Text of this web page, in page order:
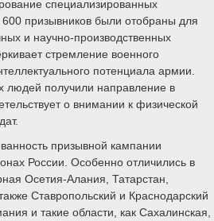
специализированных
призывников были отобраны для
и научно-производственных
стремление военного
потенциала армии.
людей получили направление в
о внимании к физической
призывной кампании
России. Особенно отличились в
Осетия-Алания, Татарстан,
Ставропольский и Краснодарский
и такие области, как Сахалинская,